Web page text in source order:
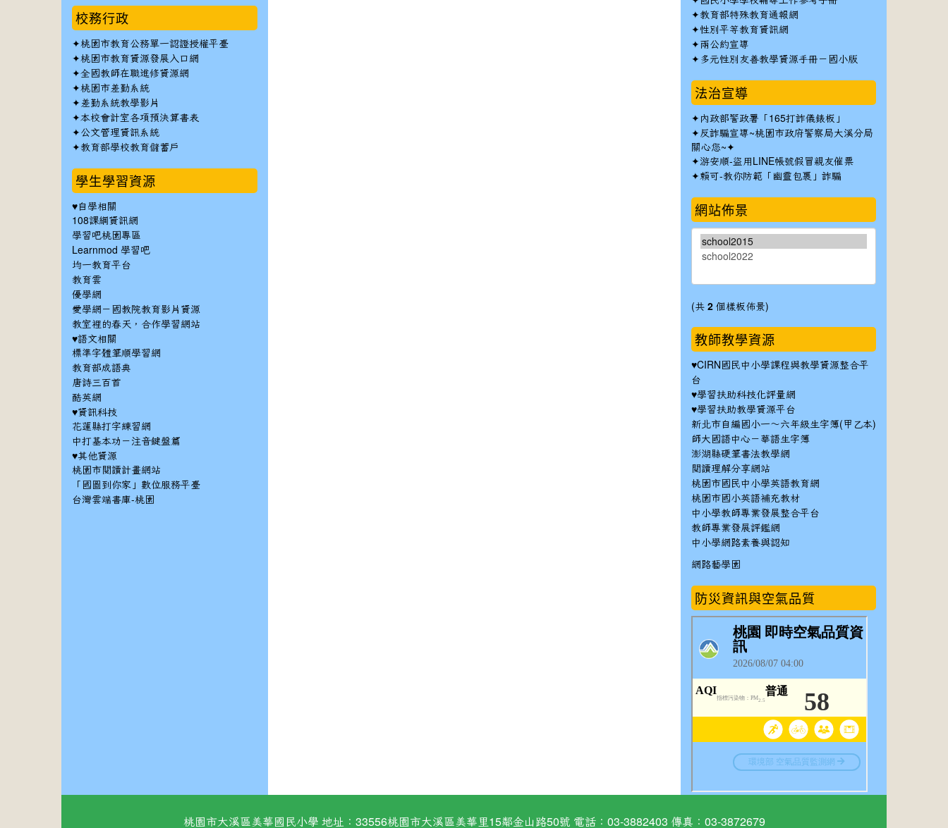
校務行政
✦桃園市教育公務單一認證授權平臺
✦桃園市教育資源發展入口網
✦全國教師在職進修資源網
✦桃園市差勤系統
✦ 差勤系統教學影片
✦本校會計室各項預決算書表
✦公文管理資訊系統
✦教育部學校教育儲蓄戶
學生學習資源
♥自學相關
108課綱資訊網
學習吧桃園專區
Learnmod 學習吧
均一教育平台
教育雲
優學網
愛學網－國教院教育影片資源
教室裡的春天，合作學習網站
♥語文相關
標準字體筆順學習網
教育部成語典
唐詩三百首
酷英網
♥資訊科技
花蓮縣打字練習網
中打基本功－注音鍵盤篇
♥其他資源
桃園市閱讀計畫網站
「國圖到你家」數位服務平臺
台灣雲端書庫-桃園
✦教育部特殊教育通報網
✦性別平等教育資訊網
✦兩公約宣導
✦ 多元性別友善教學資源手冊－國小版
法治宣導
✦ 內政部警政署「165打詐儀錶板」
✦反詐騙宣導~桃園市政府警察局大溪分局
關心您~✦
✦游安順-盜用LINE帳號假冒親友催票
✦賴可-教你防範「幽靈包裹」詐騙
網站佈景
(共 2個樣板佈景)
教師教學資源
♥CIRN國民中小學課程與教學資源整合平
台
♥學習扶助科技化評量網
♥學習扶助教學資源平台
新北市自編國小一～六年級生字簿(甲乙本)
師大國語中心－華語生字簿
澎湖縣硬筆書法教學網
閱讀理解分享網站
桃園市國民中小學英語教育網
桃園市國小英語補充教材
中小學教師專業發展整合平台
教師專業發展評鑑網
中小學網路素養與認知
網路藝學園
防災資訊與空氣品質
桃園市大溪區美華國民小學 地址：33556桃園市大溪區美華里15鄰金山路50號 電話：03-3882403 傳真：03-3872679